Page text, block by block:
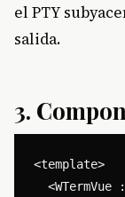
el PTY
salida.
3.
<template>
<WTermVue